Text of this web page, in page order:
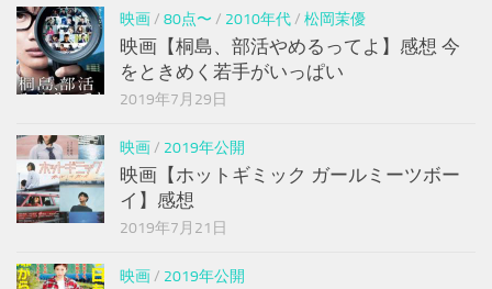
映画/ 80点〜 / 2010年代/ 松岡茉優
映画【桐島、部活やめるってよ】感想 今
をときめく若手がいっぱい
2019年7月29日
映画/ 2019年公開
映画【ホットギミック ガールミーツボー
イ】感想
2019年7月21日
映画/ 2019年公開